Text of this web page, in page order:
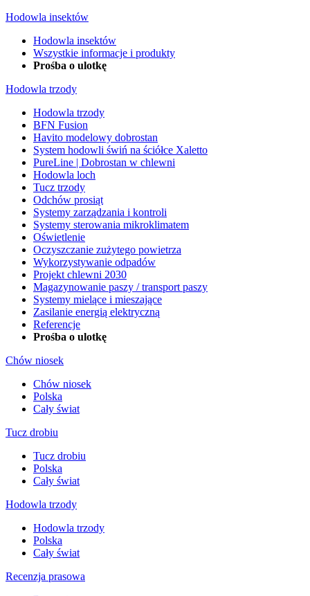
Hodowla insektów
Hodowla insektów
Wszystkie informacje i produkty
Prośba o ulotkę
Hodowla trzody
Hodowla trzody
BFN Fusion
Havito modelowy dobrostan
System hodowli świń na ściółce Xaletto
PureLine | Dobrostan w chlewni
Hodowla loch
Tucz trzody
Odchów prosiąt
Systemy zarządzania i kontroli
Systemy sterowania mikroklimatem
Oświetlenie
Oczyszczanie zużytego powietrza
Wykorzystywanie odpadów
Projekt chlewni 2030
Magazynowanie paszy / transport paszy
Systemy mielące i mieszające
Zasilanie energią elektryczną
Referencje
Prośba o ulotkę
Chów niosek
Chów niosek
Polska
Cały świat
Tucz drobiu
Tucz drobiu
Polska
Cały świat
Hodowla trzody
Hodowla trzody
Polska
Cały świat
Recenzja prasowa